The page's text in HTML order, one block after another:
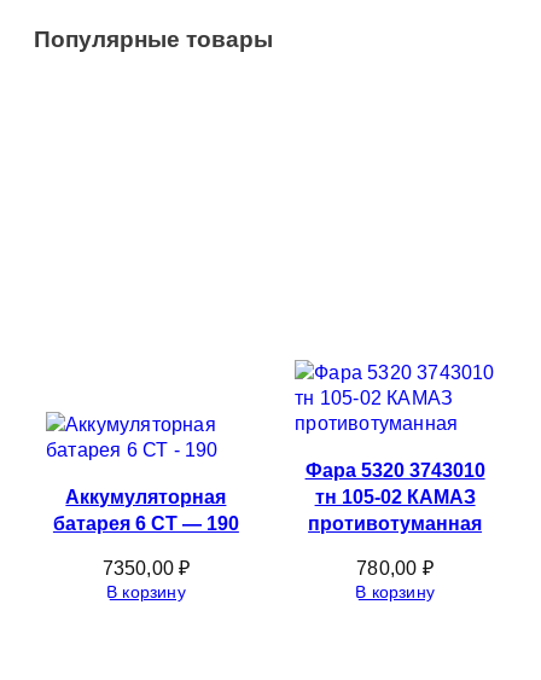
Популярные товары
Аккумуляторная
батарея 6 СТ — 190
7350,00₽
В корзину
Фара 5320 3743010
тн 105-02 КАМАЗ
противотуманная
780,00 ₽
В корзину